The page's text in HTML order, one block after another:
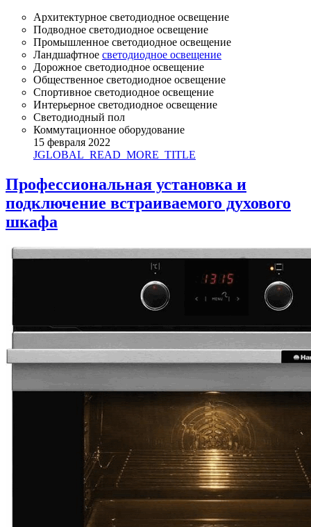
Архитектурное светодиодное освещение
Подводное светодиодное освещение
Промышленное светодиодное освещение
Ландшафтное светодиодное освещение
Дорожное светодиодное освещение
Общественное светодиодное освещение
Спортивное светодиодное освещение
Интерьерное светодиодное освещение
Светодиодный пол
Коммутационное оборудование
15 февраля 2022
JGLOBAL_READ_MORE_TITLE
Профессиональная установка и
подключение встраиваемого духового
шкафа